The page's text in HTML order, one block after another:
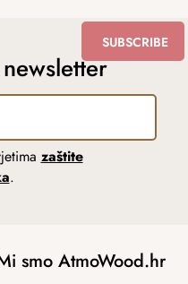
zaštite
.
SUBSCRIBE
smo AtmoWood.hr